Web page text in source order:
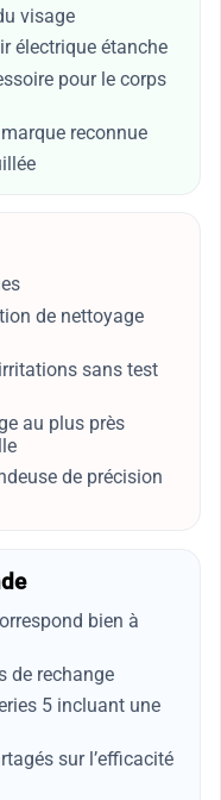
visage
électrique étanche
pour le corps
reconnue
de nettoyage
sans test
au plus près
de précision
bien à
de rechange
5 incluant une
sur l’efficacité